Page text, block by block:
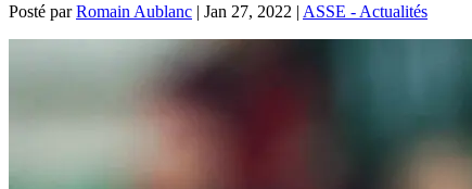
Posté parRomain Aublanc | Jan 27, 2022 | ASSE - Actualités